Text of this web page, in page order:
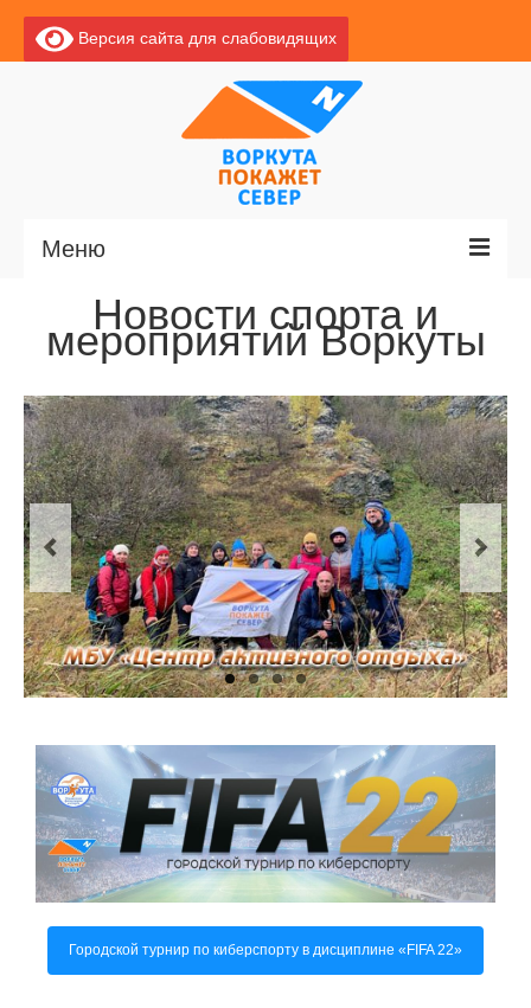
Версия сайта для слабовидящих
Меню
Главная
Новости
О Воркуте
Экскурсии по Воркуте
Базы отдыха
О центре
Документы
Противодействие коррупции
Задать вопрос
Новости спорта и
мероприятий Воркуты
Городской турнир по киберспорту в дисциплине «FIFA 22»